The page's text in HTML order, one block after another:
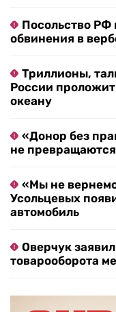
Посольство РФ
обвинения в
Триллионы,
России
океану
«Донор без
не превращаются
«Мы не
Усольцевых
автомобиль
Оверчук
товарооборота